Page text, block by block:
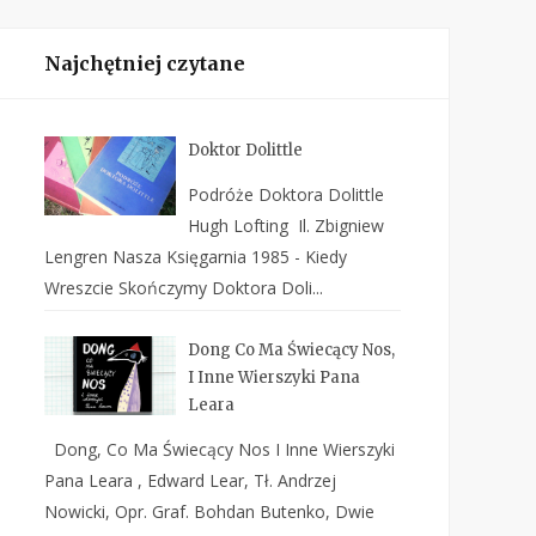
Najchętniej czytane
Doktor Dolittle
Podróże Doktora Dolittle
Hugh Lofting Il. Zbigniew
Lengren Nasza Księgarnia 1985 - Kiedy
Wreszcie Skończymy Doktora Doli...
Dong Co Ma Świecący Nos,
I Inne Wierszyki Pana
Leara
Dong, Co Ma Świecący Nos I Inne Wierszyki
Pana Leara , Edward Lear, Tł. Andrzej
Nowicki, Opr. Graf. Bohdan Butenko, Dwie